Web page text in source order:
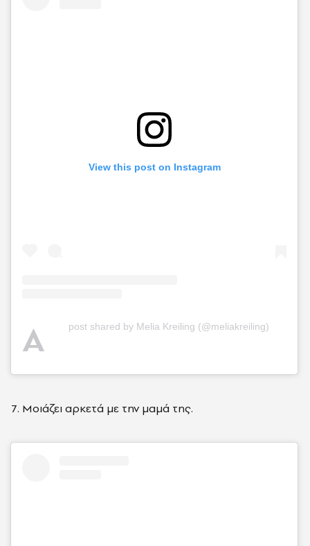
View this post on Instagram
A post shared by Melia Kreiling (@meliakreiling)
7. Μοιάζει αρκετά με την μαμά της.